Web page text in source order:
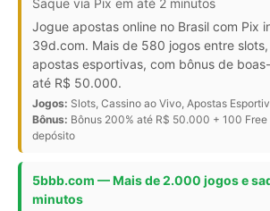
Saque via Pix em até 2 minutos
Jogue apostas online no Brasil com Pix
39d.com. Mais de 580 jogos entre
apostas esportivas, com bônus de
até R$ 50.000.
Jogos: Slots, Cassino ao Vivo, Apostas
Bônus: Bônus 200% até R$ 50.000 + 100 Free
depósito
5bbb.com — Mais de 2.000 jogos e
minutos